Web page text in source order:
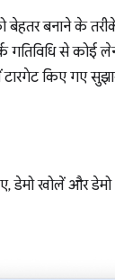
बनाने के
गतिविधि से
किए गए
डेमो खोलें और